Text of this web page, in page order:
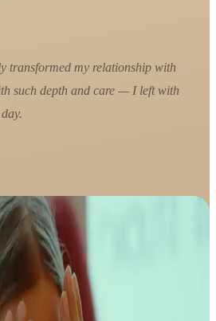
transformed my relationship with
such depth and care — I left with